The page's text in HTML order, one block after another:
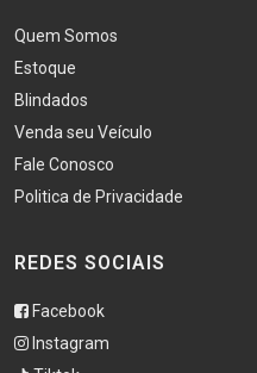
Quem Somos
Estoque
Blindados
Venda seu Veículo
Fale Conosco
Politica de Privacidade
REDES SOCIAIS
Facebook
Instagram